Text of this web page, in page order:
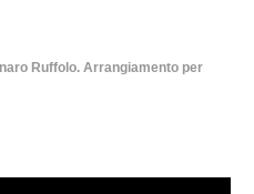
Ruffolo. Arrangiamento per